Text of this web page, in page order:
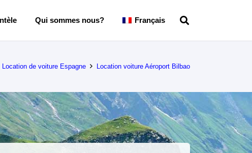
Qui sommes nous? Français
Location de voiture Espagne Location voiture Aéroport Bilbao